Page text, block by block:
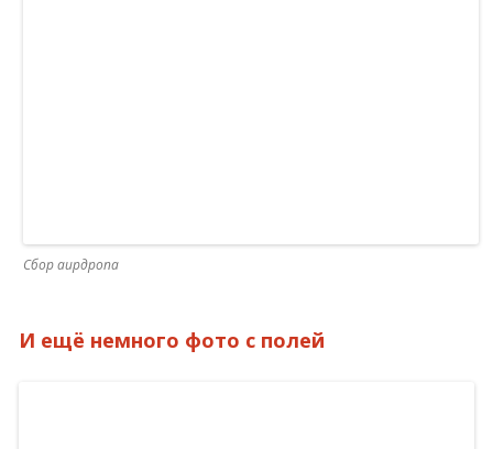
Сбор аирдропа
И ещё немного фото с полей